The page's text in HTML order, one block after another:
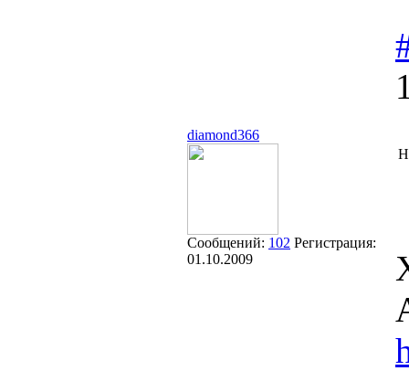
diamond366
Сообщений: 102 Регистрация:
01.10.2009